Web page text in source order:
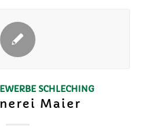
SCHLECHING
Maier